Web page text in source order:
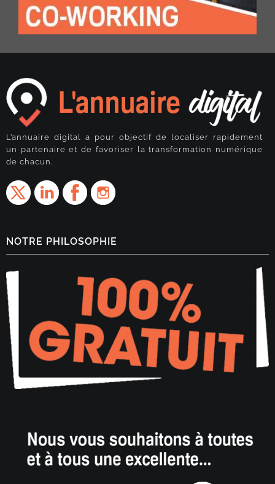
L’annuaire digital a pour objectif de localiser rapidement
un partenaire et de favoriser la transformation numérique
de chacun.
NOTRE PHILOSOPHIE